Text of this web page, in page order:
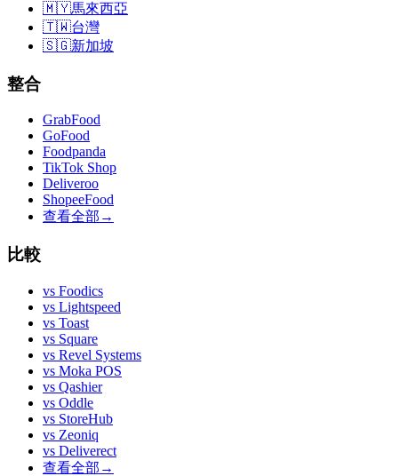
🇲🇾馬來西亞
🇹🇼台灣
🇸🇬新加坡
整合
GrabFood
GoFood
Foodpanda
TikTok Shop
Deliveroo
ShopeeFood
查看全部 →
比較
vs Foodics
vs Lightspeed
vs Toast
vs Square
vs Revel Systems
vs Moka POS
vs Qashier
vs Oddle
vs StoreHub
vs Zeoniq
vs Deliverect
查看全部 →